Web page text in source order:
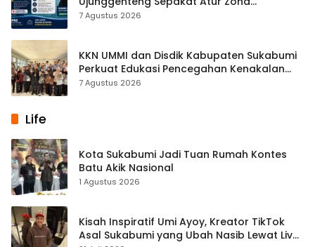
Penangkapan
7 Agustus 2026
KKN UMMI dan Disdik Kabupaten Sukabumi
Perkuat Edukasi Pencegahan Kenakalan
Remaja di SMPN 2 Tegalbuleud
7 Agustus 2026
Life
Kota Sukabumi Jadi Tuan Rumah Kontes
Batu Akik Nasional
1 Agustus 2026
Kisah Inspiratif Umi Ayoy, Kreator TikTok
Asal Sukabumi yang Ubah Nasib Lewat Live